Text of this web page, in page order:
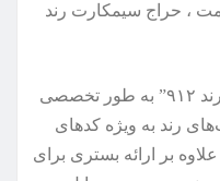
، حراج سیمكارت رند
وبسایت rond912.ir با عنوان “خط رند ۹۱۲” به طور تخصصی
رند به ویژه کدهای
علاوه بر ارائه بستری برای